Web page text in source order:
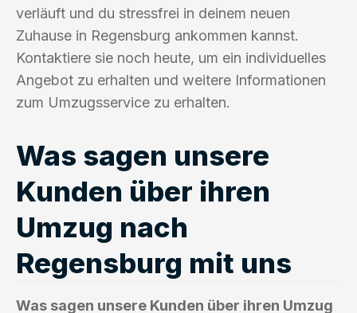
verläuft und du stressfrei in deinem neuen
Zuhause in Regensburg ankommen kannst.
Kontaktiere sie noch heute, um ein individuelles
Angebot zu erhalten und weitere Informationen
zum Umzugsservice zu erhalten.
Was sagen unsere
Kunden über ihren
Umzug nach
Regensburg mit uns
Was sagen unsere Kunden über ihren Umzug